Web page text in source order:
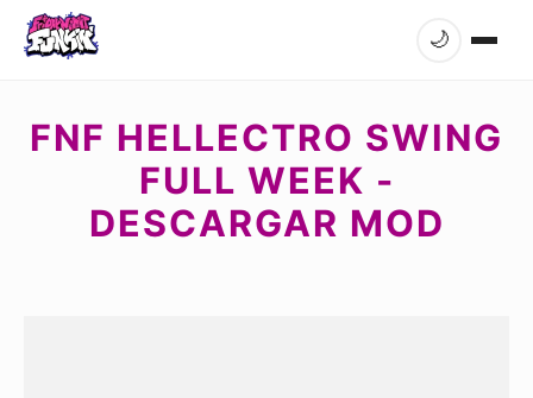
🌙
FNF HELLECTRO SWING
FULL WEEK -
DESCARGAR MOD